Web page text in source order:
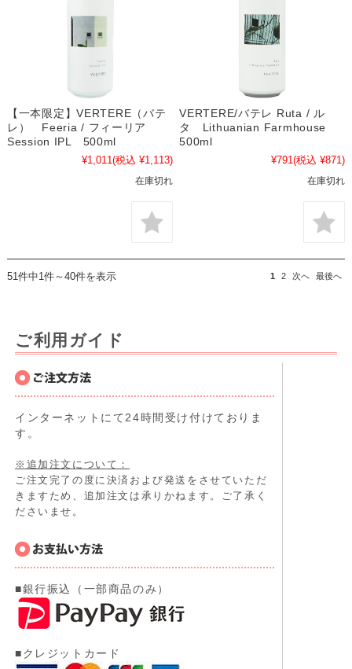
【一本限定】VERTERE（バテ
レ） Feeria / フィーリア
Session IPL 500ml
¥1,011 (税込 ¥1,113)
在庫切れ
VERTERE/バテレ Ruta / ル
タ Lithuanian Farmhouse
500ml
¥791(税込 ¥871)
在庫切れ
51件中1件～40件を表示 1 2 次へ 最後へ
ご利用ガイド
インターネットにて24時間受け付けておりま
す。
※追加注文について：
ご注文完了の度に決済および発送をさせていただ
きますため、追加注文は承りかねます。ご了承く
ださいませ。
■銀行振込（一部商品のみ）
■クレジットカード